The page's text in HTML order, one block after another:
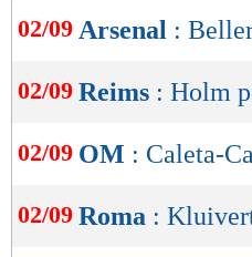
02/09 Arsenal :
02/09 Reims : Holm
02/09 OM : Caleta-
02/09 Roma :